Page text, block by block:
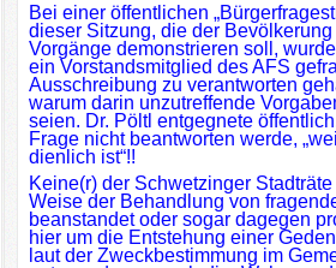
Bei einer öffentlichen
dieser Sitzung, die der
Vorgänge demonstrieren soll,
ein Vorstandsmitglied des AFS
Ausschreibung zu verantworten
warum darin unzutreffende
seien. Dr. Pöltl entgegnete
Frage nicht beantworten werde,
dienlich ist“!!
Keine(r) der Schwetzinger
Weise der Behandlung von
beanstandet oder sogar dagegen
hier um die Entstehung einer
laut der Zweckbestimmung im